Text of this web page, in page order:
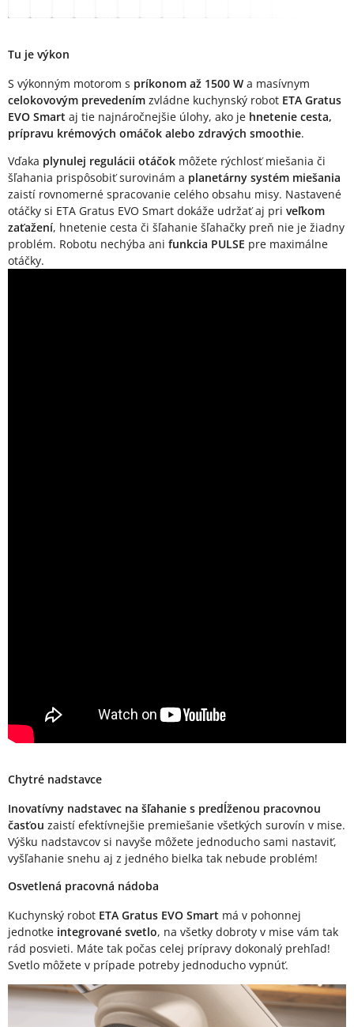
Tu je výkon
S výkonným motorom s príkonom až 1500 W a masívnym
celokovovým prevedením zvládne kuchynský robot ETA Gratus
EVO Smart aj tie najnáročnejšie úlohy, ako je hnetenie cesta,
prípravu krémových omáčok alebo zdravých smoothie.
Vďaka plynulej regulácii otáčok môžete rýchlosť miešania či
šľahania prispôsobiť surovinám a planetárny systém miešania
zaistí rovnomerné spracovanie celého obsahu misy. Nastavené
otáčky si ETA Gratus EVO Smart dokáže udržať aj pri veľkom
zaťažení, hnetenie cesta či šľahanie šľahačky preň nie je žiadny
problém. Robotu nechýba ani funkcia PULSE pre maximálne
otáčky.
Chytré nadstavce
Inovatívny nadstavec na šľahanie s predĺženou pracovnou
časťou zaistí efektívnejšie premiešanie všetkých surovín v mise.
Výšku nadstavcov si navyše môžete jednoducho sami nastaviť,
vyšľahanie snehu aj z jedného bielka tak nebude problém!
Osvetlená pracovná nádoba
Kuchynský robot ETA Gratus EVO Smart má v pohonnej
jednotke integrované svetlo, na všetky dobroty v mise vám tak
rád posvieti. Máte tak počas celej prípravy dokonalý prehľad!
Svetlo môžete v prípade potreby jednoducho vypnúť.